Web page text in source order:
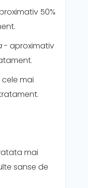
50%
- aproximativ
mai
mai
sanse de